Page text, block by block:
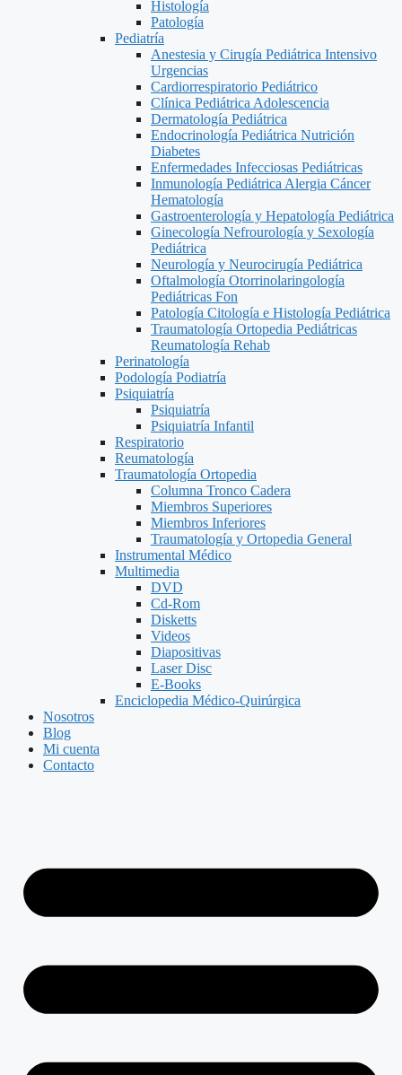
Histología
Patología
Pediatría
Anestesia y Cirugía Pediátrica Intensivo
Urgencias
Cardiorrespiratorio Pediátrico
Clínica Pediátrica Adolescencia
Dermatología Pediátrica
Endocrinología Pediátrica Nutrición
Diabetes
Enfermedades Infecciosas Pediátricas
Inmunología Pediátrica Alergia Cáncer
Hematología
Gastroenterología y Hepatología Pediátrica
Ginecología Nefrourología y Sexología
Pediátrica
Neurología y Neurocirugía Pediátrica
Oftalmología Otorrinolaringología
Pediátricas Fon
Patología Citología e Histología Pediátrica
Traumatología Ortopedia Pediátricas
Reumatología Rehab
Perinatología
Podología Podiatría
Psiquiatría
Psiquiatría
Psiquiatría Infantil
Respiratorio
Reumatología
Traumatología Ortopedia
Columna Tronco Cadera
Miembros Superiores
Miembros Inferiores
Traumatología y Ortopedia General
Instrumental Médico
Multimedia
DVD
Cd-Rom
Disketts
Videos
Diapositivas
Laser Disc
E-Books
Enciclopedia Médico-Quirúrgica
Nosotros
Blog
Mi cuenta
Contacto